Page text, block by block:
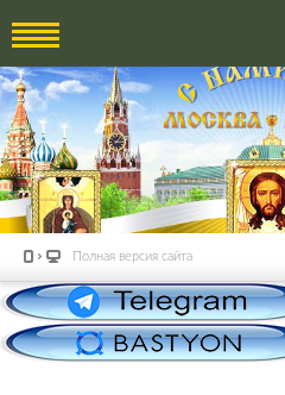
Полная версия сайта